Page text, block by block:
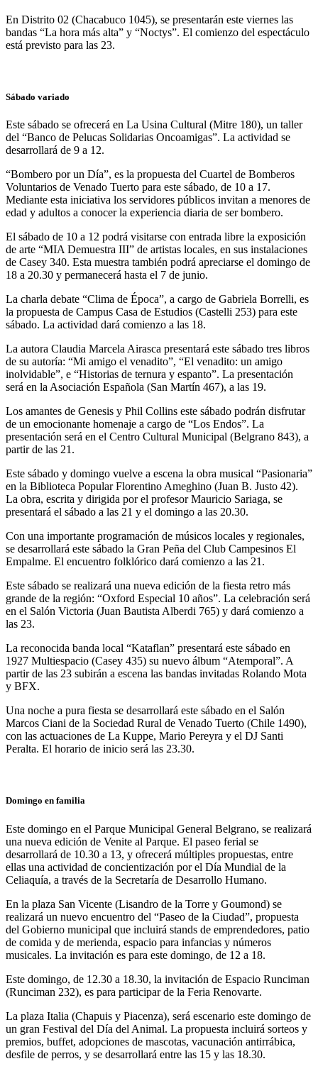
En Distrito 02 (Chacabuco 1045), se presentarán este viernes las
bandas “La hora más alta” y “Noctys”. El comienzo del espectáculo
está previsto para las 23.
Sábado variado
Este sábado se ofrecerá en La Usina Cultural (Mitre 180), un taller
del “Banco de Pelucas Solidarias Oncoamigas”. La actividad se
desarrollará de 9 a 12.
“Bombero por un Día”, es la propuesta del Cuartel de Bomberos
Voluntarios de Venado Tuerto para este sábado, de 10 a 17.
Mediante esta iniciativa los servidores públicos invitan a menores de
edad y adultos a conocer la experiencia diaria de ser bombero.
El sábado de 10 a 12 podrá visitarse con entrada libre la exposición
de arte “MIA Demuestra III” de artistas locales, en sus instalaciones
de Casey 340. Esta muestra también podrá apreciarse el domingo de
18 a 20.30 y permanecerá hasta el 7 de junio.
La charla debate “Clima de Época”, a cargo de Gabriela Borrelli, es
la propuesta de Campus Casa de Estudios (Castelli 253) para este
sábado. La actividad dará comienzo a las 18.
La autora Claudia Marcela Airasca presentará este sábado tres libros
de su autoría: “Mi amigo el venadito”, “El venadito: un amigo
inolvidable”, e “Historias de ternura y espanto”. La presentación
será en la Asociación Española (San Martín 467), a las 19.
Los amantes de Genesis y Phil Collins este sábado podrán disfrutar
de un emocionante homenaje a cargo de “Los Endos”. La
presentación será en el Centro Cultural Municipal (Belgrano 843), a
partir de las 21.
Este sábado y domingo vuelve a escena la obra musical “Pasionaria”
en la Biblioteca Popular Florentino Ameghino (Juan B. Justo 42).
La obra, escrita y dirigida por el profesor Mauricio Sariaga, se
presentará el sábado a las 21 y el domingo a las 20.30.
Con una importante programación de músicos locales y regionales,
se desarrollará este sábado la Gran Peña del Club Campesinos El
Empalme. El encuentro folklórico dará comienzo a las 21.
Este sábado se realizará una nueva edición de la fiesta retro más
grande de la región: “Oxford Especial 10 años”. La celebración será
en el Salón Victoria (Juan Bautista Alberdi 765) y dará comienzo a
las 23.
La reconocida banda local “Kataflan” presentará este sábado en
1927 Multiespacio (Casey 435) su nuevo álbum “Atemporal”. A
partir de las 23 subirán a escena las bandas invitadas Rolando Mota
y BFX.
Una noche a pura fiesta se desarrollará este sábado en el Salón
Marcos Ciani de la Sociedad Rural de Venado Tuerto (Chile 1490),
con las actuaciones de La Kuppe, Mario Pereyra y el DJ Santi
Peralta. El horario de inicio será las 23.30.
Domingo en familia
Este domingo en el Parque Municipal General Belgrano, se realizará
una nueva edición de Venite al Parque. El paseo ferial se
desarrollará de 10.30 a 13, y ofrecerá múltiples propuestas, entre
ellas una actividad de concientización por el Día Mundial de la
Celiaquía, a través de la Secretaría de Desarrollo Humano.
En la plaza San Vicente (Lisandro de la Torre y Goumond) se
realizará un nuevo encuentro del “Paseo de la Ciudad”, propuesta
del Gobierno municipal que incluirá stands de emprendedores, patio
de comida y de merienda, espacio para infancias y números
musicales. La invitación es para este domingo, de 12 a 18.
Este domingo, de 12.30 a 18.30, la invitación de Espacio Runciman
(Runciman 232), es para participar de la Feria Renovarte.
La plaza Italia (Chapuis y Piacenza), será escenario este domingo de
un gran Festival del Día del Animal. La propuesta incluirá sorteos y
premios, buffet, adopciones de mascotas, vacunación antirrábica,
desfile de perros, y se desarrollará entre las 15 y las 18.30.